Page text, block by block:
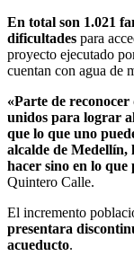
En total son 1.021
dificultades para
proyecto ejecutado
cuentan con agua de
«Parte de reconocer
unidos para lograr
que lo que uno
alcalde de Medellín,
hacer sino en lo que
Quintero Calle.
El incremento
presentara
acueducto.